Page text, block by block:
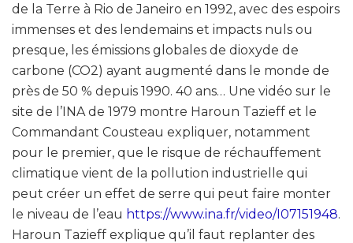
de la Terre à Rio de Janeiro en 1992, avec des espoirs
immenses et des lendemains et impacts nuls ou
presque, les émissions globales de dioxyde de
carbone (CO2) ayant augmenté dans le monde de
près de 50 % depuis 1990. 40 ans… Une vidéo sur le
site de l’INA de 1979 montre Haroun Tazieff et le
Commandant Cousteau expliquer, notamment
pour le premier, que le risque de réchauffement
climatique vient de la pollution industrielle qui
peut créer un effet de serre qui peut faire monter
le niveau de l’eau https://www.ina.fr/video/I07151948.
Haroun Tazieff explique qu’il faut replanter des